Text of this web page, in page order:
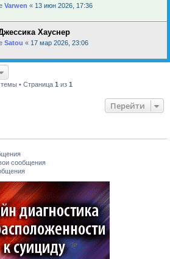
Varwen « 13 июн 2026, 17:36
Хауснер
Satou « 17 мар 2026, 23:06
• Страница 1 из 1
Перейти
сообщения